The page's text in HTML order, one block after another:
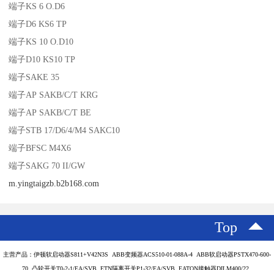
端子KS 6 O.D6
端子D6 KS6 TP
端子KS 10 O.D10
端子D10 KS10 TP
端子SAKE 35
端子AP SAKB/C/T KRG
端子AP SAKB/C/T BE
端子STB 17/D6/4/M4 SAKC10
端子BFSC M4X6
端子SAKG 70 II/GW
m.yingtaigzb.b2b168.com
Top
主营产品：伊顿软启动器S811+V42N3S ABB变频器ACS510-01-088A-4 ABB软启动器PSTX470-600-
70 凸轮开关T0-2-1/EA/SVB ETN隔离开关P1-32/EA/SVB EATON接触器DILM400/22